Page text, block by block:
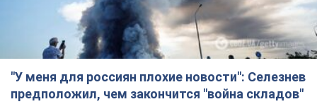
"У меня для россиян плохие новости": Селезнев
предположил, чем закончится "война складов"